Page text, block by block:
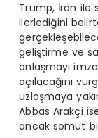
Trump, İran ile
ilerlediğini
geliştirme ve
anlaşmayı
açılacağını
uzlaşmaya
Abbas Arakçi
ancak somut